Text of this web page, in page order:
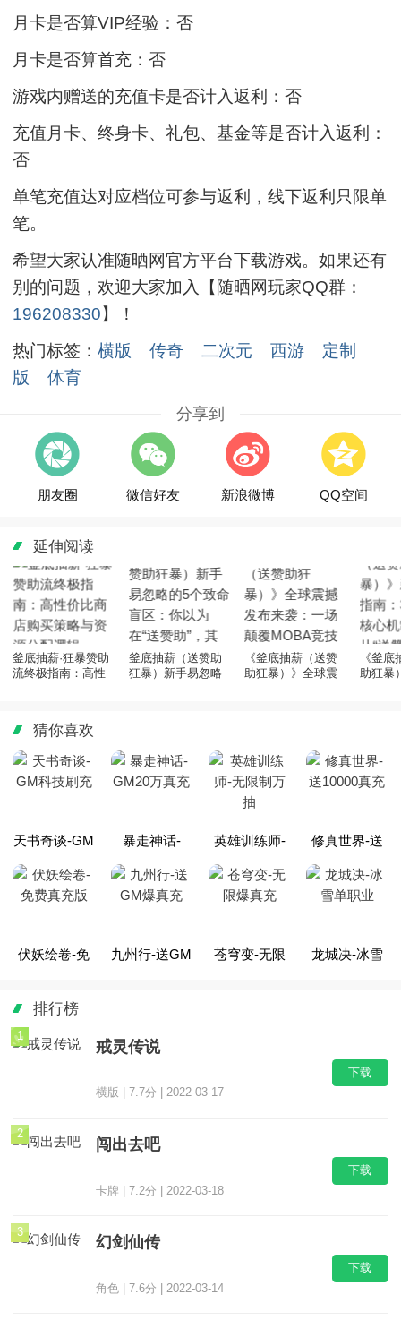
月卡是否算VIP经验：否
月卡是否算首充：否
游戏内赠送的充值卡是否计入返利：否
充值月卡、终身卡、礼包、基金等是否计入返利：
否
单笔充值达对应档位可参与返利，线下返利只限单
笔。
希望大家认准随晒网官方平台下载游戏。如果还有
别的问题，欢迎大家加入【随晒网玩家QQ群：
196208330】！
热门标签：横版 传奇 二次元 西游
定制
版
体育
分享到
朋友圈 微信好友 新浪微博 QQ空间
延伸阅读
釜底抽薪·狂暴赞助
流终极指南：高性
釜底抽薪（送赞助
狂暴）新手易忽略
《釜底抽薪（送赞
助狂暴）》全球震
《釜
助狂暴
猜你喜欢
天书奇谈-GM
科技刷充
暴走神话-
GM20万真充
英雄训练师-
无限制万抽
修真世界-送
10000真充
伏妖绘卷-免 九州行-送GM 苍穹变-无限 龙城决-冰雪
排行榜
1
戒灵传说
横版 | 7.7分 | 2022-03-17
下载
2
闯出去吧
卡牌 | 7.2分 | 2022-03-18
下载
3
幻剑仙传
角色 | 7.6分 | 2022-03-14
下载